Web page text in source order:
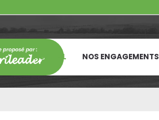
ACCUEIL NOS ENGAGEMENTS